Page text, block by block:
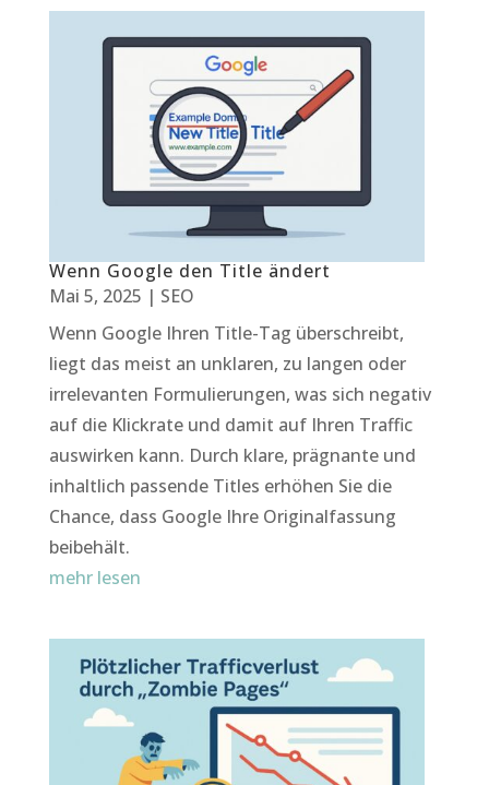
Wenn Google den Title ändert
Mai 5, 2025 | SEO
Wenn Google Ihren Title-Tag überschreibt,
liegt das meist an unklaren, zu langen oder
irrelevanten Formulierungen, was sich negativ
auf die Klickrate und damit auf Ihren Traffic
auswirken kann. Durch klare, prägnante und
inhaltlich passende Titles erhöhen Sie die
Chance, dass Google Ihre Originalfassung
beibehält.
mehr lesen